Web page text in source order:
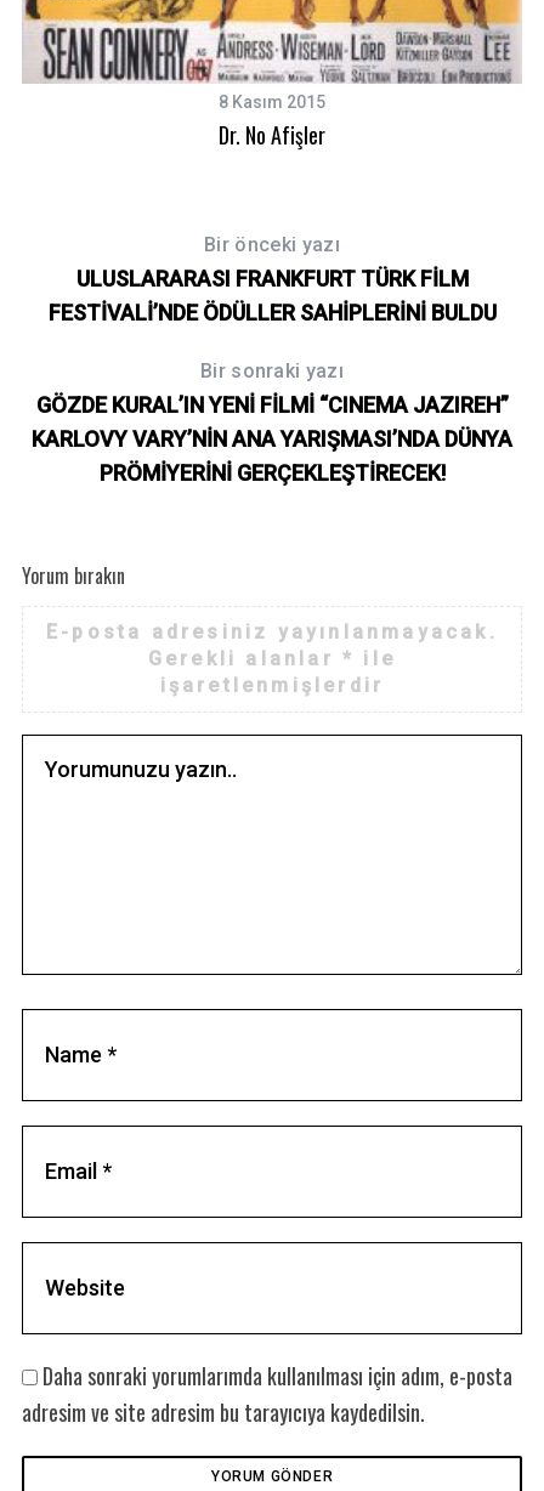
8 Kasım 2015
Dr. No Afişler
Bir önceki yazı
ULUSLARARASI FRANKFURT TÜRK FİLM
FESTİVALİ’NDE ÖDÜLLER SAHİPLERİNİ BULDU
Bir sonraki yazı
GÖZDE KURAL’IN YENİ FİLMİ “CINEMA JAZIREH”
KARLOVY VARY’NİN ANA YARIŞMASI’NDA DÜNYA
PRÖMİYERİNİ GERÇEKLEŞTİRECEK!
Yorum bırakın
E-posta adresiniz yayınlanmayacak.
Gerekli alanlar* ile
işaretlenmişlerdir
Daha sonraki yorumlarımda kullanılması için adım, e-posta
adresim ve site adresim bu tarayıcıya kaydedilsin.
o